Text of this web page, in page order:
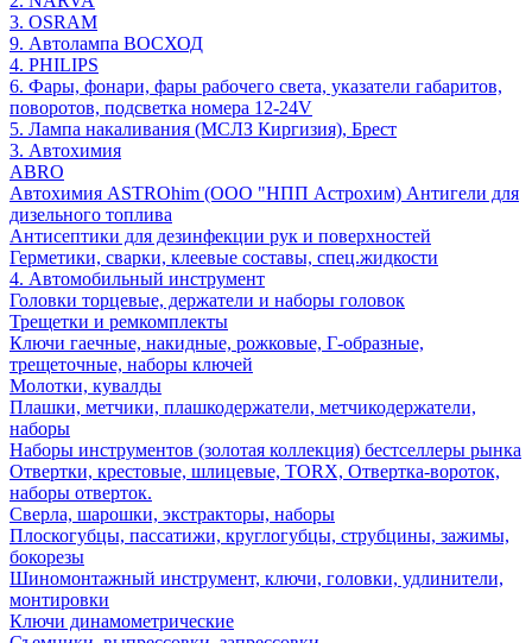
3. OSRAM
9. Автолампа ВОСХОД
4. PHILIPS
6. Фары, фонари, фары рабочего света, указатели габаритов,
поворотов, подсветка номера 12-24V
5. Лампа накаливания (МСЛЗ Киргизия), Брест
3. Автохимия
ABRO
Автохимия ASTROhim (ООО "НПП Астрохим) Антигели для
дизельного топлива
Антисептики для дезинфекции рук и поверхностей
Герметики, сварки, клеевые составы, спец.жидкости
4. Автомобильный инструмент
Головки торцевые, держатели и наборы головок
Трещетки и ремкомплекты
Ключи гаечные, накидные, рожковые, Г-образные,
трещеточные, наборы ключей
Молотки, кувалды
Плашки, метчики, плашкодержатели, метчикодержатели,
наборы
Наборы инструментов (золотая коллекция) бестселлеры рынка
Отвертки, крестовые, шлицевые, TORX, Отвертка-вороток,
наборы отверток.
Сверла, шарошки, экстракторы, наборы
Плоскогубцы, пассатижи, круглогубцы, струбцины, зажимы,
бокорезы
Шиномонтажный инструмент, ключи, головки, удлинители,
монтировки
Ключи динамометрические